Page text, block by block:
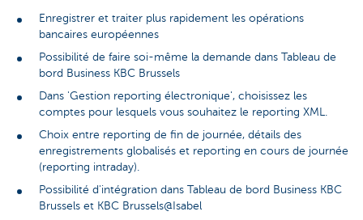
Enregistrer et traiter plus rapidement les opérations
bancaires européennes
Possibilité de faire soi-même la demande dans Tableau de
bord Business KBC Brussels
Dans 'Gestion reporting électronique', choisissez les
comptes pour lesquels vous souhaitez le reporting XML.
Choix entre reporting de fin de journée, détails des
enregistrements globalisés et reporting en cours de journée
(reporting intraday).
Possibilité d'intégration dans Tableau de bord Business KBC
Brussels et KBC Brussels@Isabel